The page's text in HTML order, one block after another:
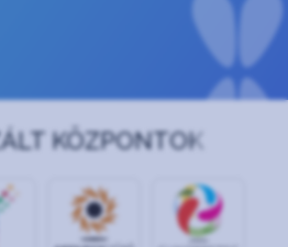
KÖZPONTOK